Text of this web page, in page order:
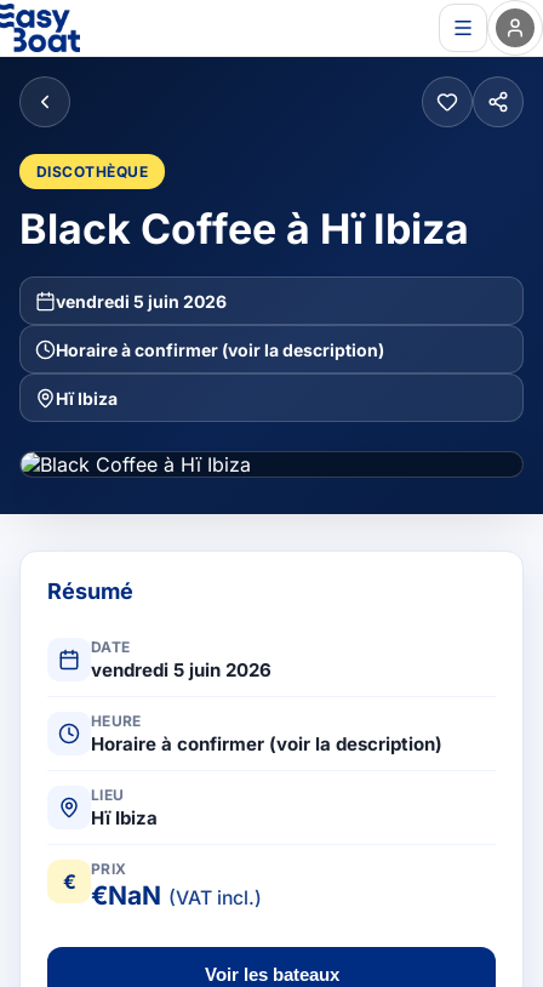
DISCOTHÈQUE
Black Coffee à Hï Ibiza
vendredi 5 juin 2026
Horaire à confirmer (voir la description)
Hï Ibiza
Résumé
DATE
vendredi 5 juin 2026
HEURE
Horaire à confirmer (voir la description)
LIEU
Hï Ibiza
€
PRIX
€NaN (VAT incl.)
Voir les bateaux